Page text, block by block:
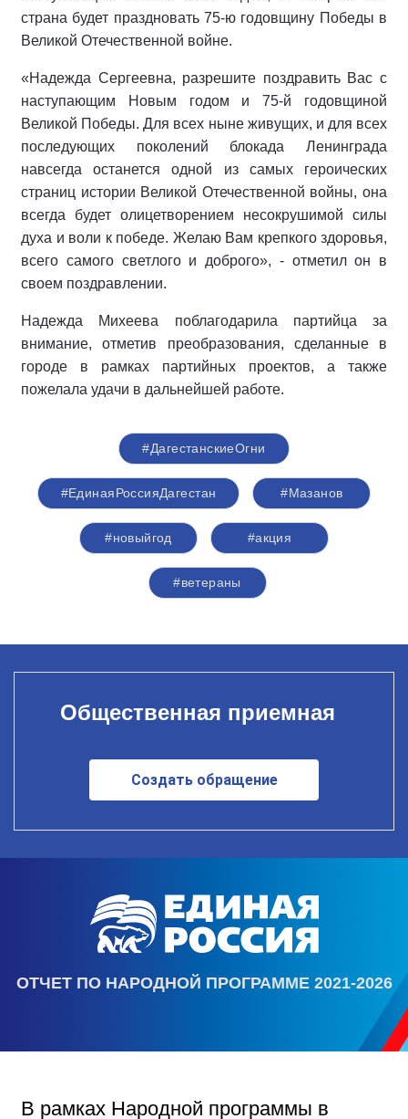
страна будет праздновать 75-ю годовщину Победы в
Великой Отечественной войне.
«Надежда Сергеевна, разрешите поздравить Вас с
наступающим Новым годом и 75-й годовщиной
Великой Победы. Для всех ныне живущих, и для всех
последующих поколений блокада Ленинграда
навсегда останется одной из самых героических
страниц истории Великой Отечественной войны, она
всегда будет олицетворением несокрушимой силы
духа и воли к победе. Желаю Вам крепкого здоровья,
всего самого светлого и доброго», - отметил он в
своем поздравлении.
Надежда Михеева поблагодарила партийца за
внимание, отметив преобразования, сделанные в
городе в рамках партийных проектов, а также
пожелала удачи в дальнейшей работе.
#ДагестанскиеОгни
#ЕдинаяРоссияДагестан #Мазанов
#новыйгод #акция
#ветераны
Общественная приемная
Создать обращение
ОТЧЕТ ПО НАРОДНОЙ ПРОГРАММЕ 2021-2026
В рамках Народной программы в